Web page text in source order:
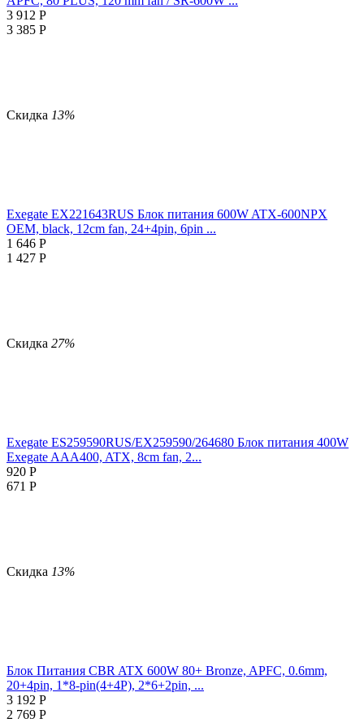
3 912 Р
3 385 Р
Скидка 13%
Exegate EX221643RUS Блок питания 600W ATX-600NPX
OEM, black, 12cm fan, 24+4pin, 6pin ...
1 646 Р
1 427 Р
Скидка 27%
Exegate ES259590RUS/EX259590/264680 Блок питания 400W
Exegate AAA400, ATX, 8cm fan, 2...
920 Р
671 Р
Скидка 13%
Блок Питания CBR ATX 600W 80+ Bronze, APFC, 0.6mm,
20+4pin, 1*8-pin(4+4P), 2*6+2pin, ...
3 192 Р
2 769 Р